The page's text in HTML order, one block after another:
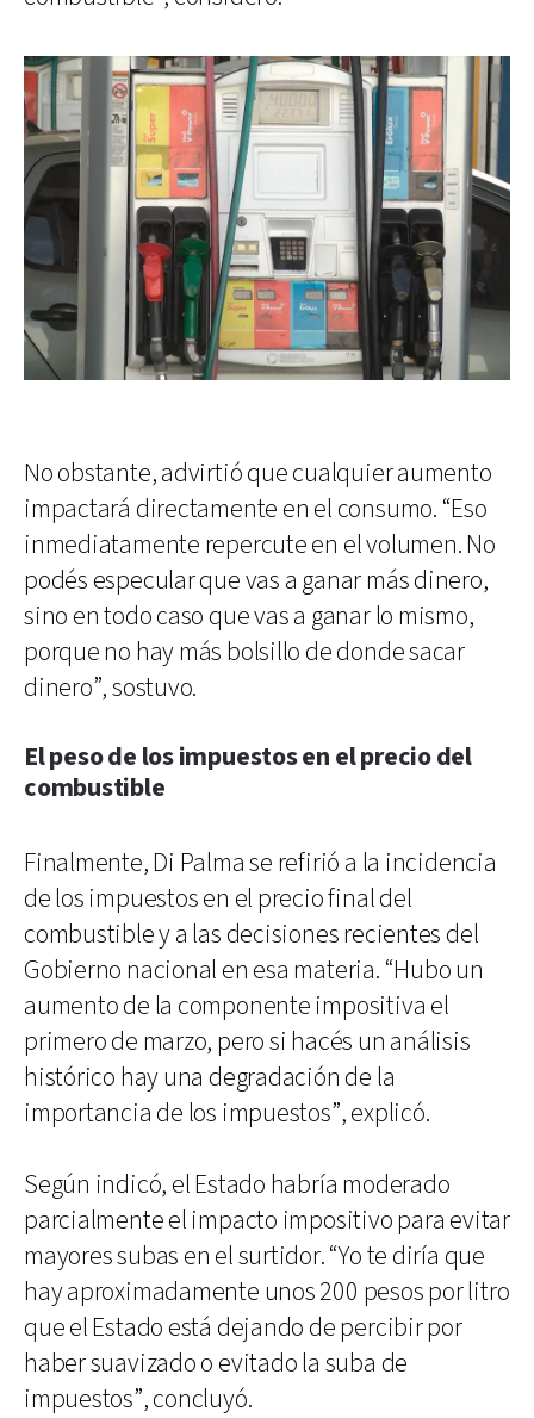
No obstante, advirtió que cualquier aumento
impactará directamente en el consumo. “Eso
inmediatamente repercute en el volumen. No
podés especular que vas a ganar más dinero,
sino en todo caso que vas a ganar lo mismo,
porque no hay más bolsillo de donde sacar
dinero”, sostuvo.
El peso de los impuestos en el precio del
combustible
Finalmente, Di Palma se refirió a la incidencia
de los impuestos en el precio final del
combustible y a las decisiones recientes del
Gobierno nacional en esa materia. “Hubo un
aumento de la componente impositiva el
primero de marzo, pero si hacés un análisis
histórico hay una degradación de la
importancia de los impuestos”, explicó.
Según indicó, el Estado habría moderado
parcialmente el impacto impositivo para evitar
mayores subas en el surtidor. “Yo te diría que
hay aproximadamente unos 200 pesos por litro
que el Estado está dejando de percibir por
haber suavizado o evitado la suba de
impuestos”, concluyó.